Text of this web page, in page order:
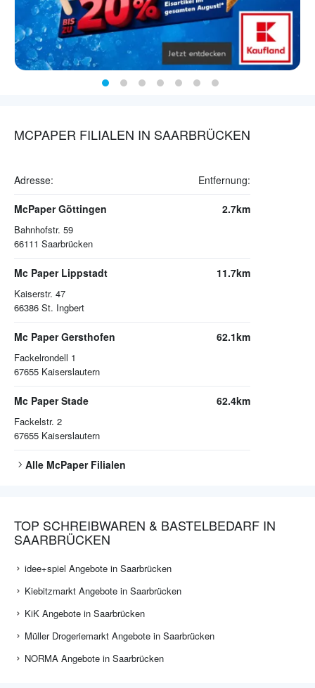
MCPAPER FILIALEN IN SAARBRÜCKEN
Adresse: Entfernung:
McPaper Göttingen
Bahnhofstr. 59
66111 Saarbrücken
2.7km
Mc Paper Lippstadt
Kaiserstr. 47
66386 St. Ingbert
11.7km
Mc Paper Gersthofen
Fackelrondell 1
67655 Kaiserslautern
62.1km
Mc Paper Stade
Fackelstr. 2
67655 Kaiserslautern
62.4km
Alle McPaperFilialen
TOP SCHREIBWAREN & BASTELBEDARF IN
SAARBRÜCKEN
idee+spiel Angebote in Saarbrücken
Kiebitzmarkt Angebote in Saarbrücken
KiK Angebote in Saarbrücken
Müller Drogeriemarkt Angebote in Saarbrücken
NORMA Angebote in Saarbrücken